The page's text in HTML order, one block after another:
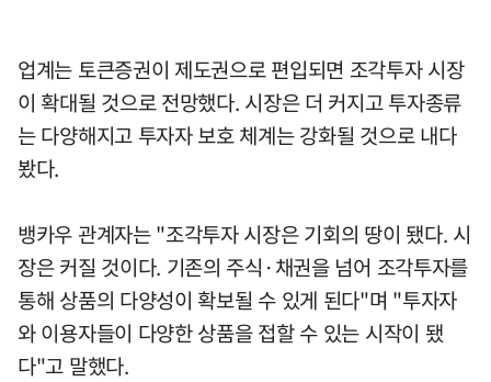
업계는 토큰증권이 제도권으로 편입되면 조각투자 시장
이 확대될 것으로 전망했다. 시장은 더 커지고 투자종류
는 다양해지고 투자자 보호 체계는 강화될 것으로 내다
봤다.
뱅카우 관계자는 "조각투자 시장은 기회의 땅이 됐다. 시
장은 커질 것이다. 기존의 주식·채권을 넘어 조각투자를
통해 상품의 다양성이 확보될 수 있게 된다"며 "투자자
와 이용자들이 다양한 상품을 접할 수 있는 시작이 됐
다"고 말했다.